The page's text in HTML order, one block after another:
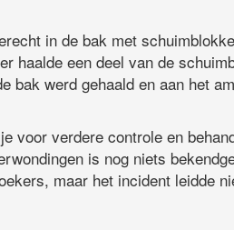
in de bak met
haalde een deel van de
bak werd gehaald en aan het
voor verdere controle en
is nog niets
maar het incident leidde